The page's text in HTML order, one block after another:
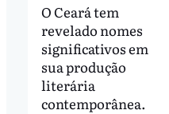
O Ceará tem
revelado nomes
significativos em
sua produção
literária
contemporânea.